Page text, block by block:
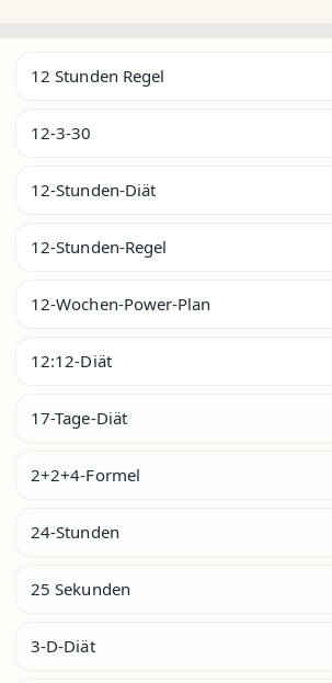
12 Stunden Regel
12-3-30
12-Stunden-Diät
12-Stunden-Regel
12-Wochen-Power-Plan
12:12-Diät
17-Tage-Diät
2+2+4-Formel
24-Stunden
25 Sekunden
3-D-Diät